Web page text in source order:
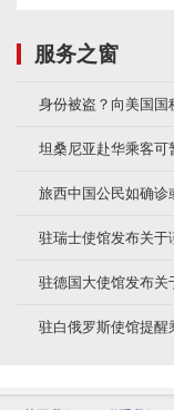
服务之窗
身份被盗？向美国国
坦桑尼亚赴华乘客可
旅西中国公民如确诊
驻瑞士使馆发布关于
驻德国大使馆发布关
驻白俄罗斯使馆提醒